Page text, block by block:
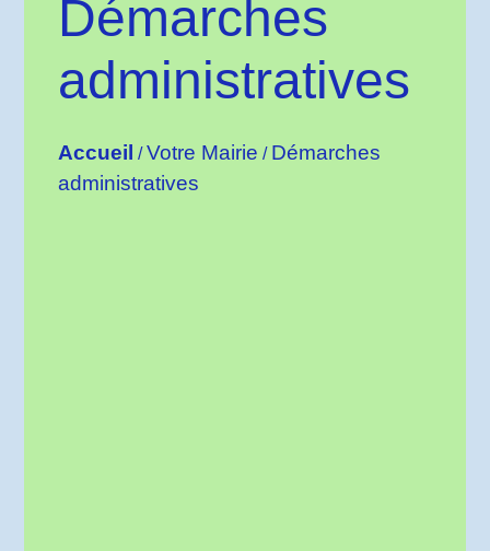
Démarches
administratives
Accueil /Votre Mairie / Démarches
administratives